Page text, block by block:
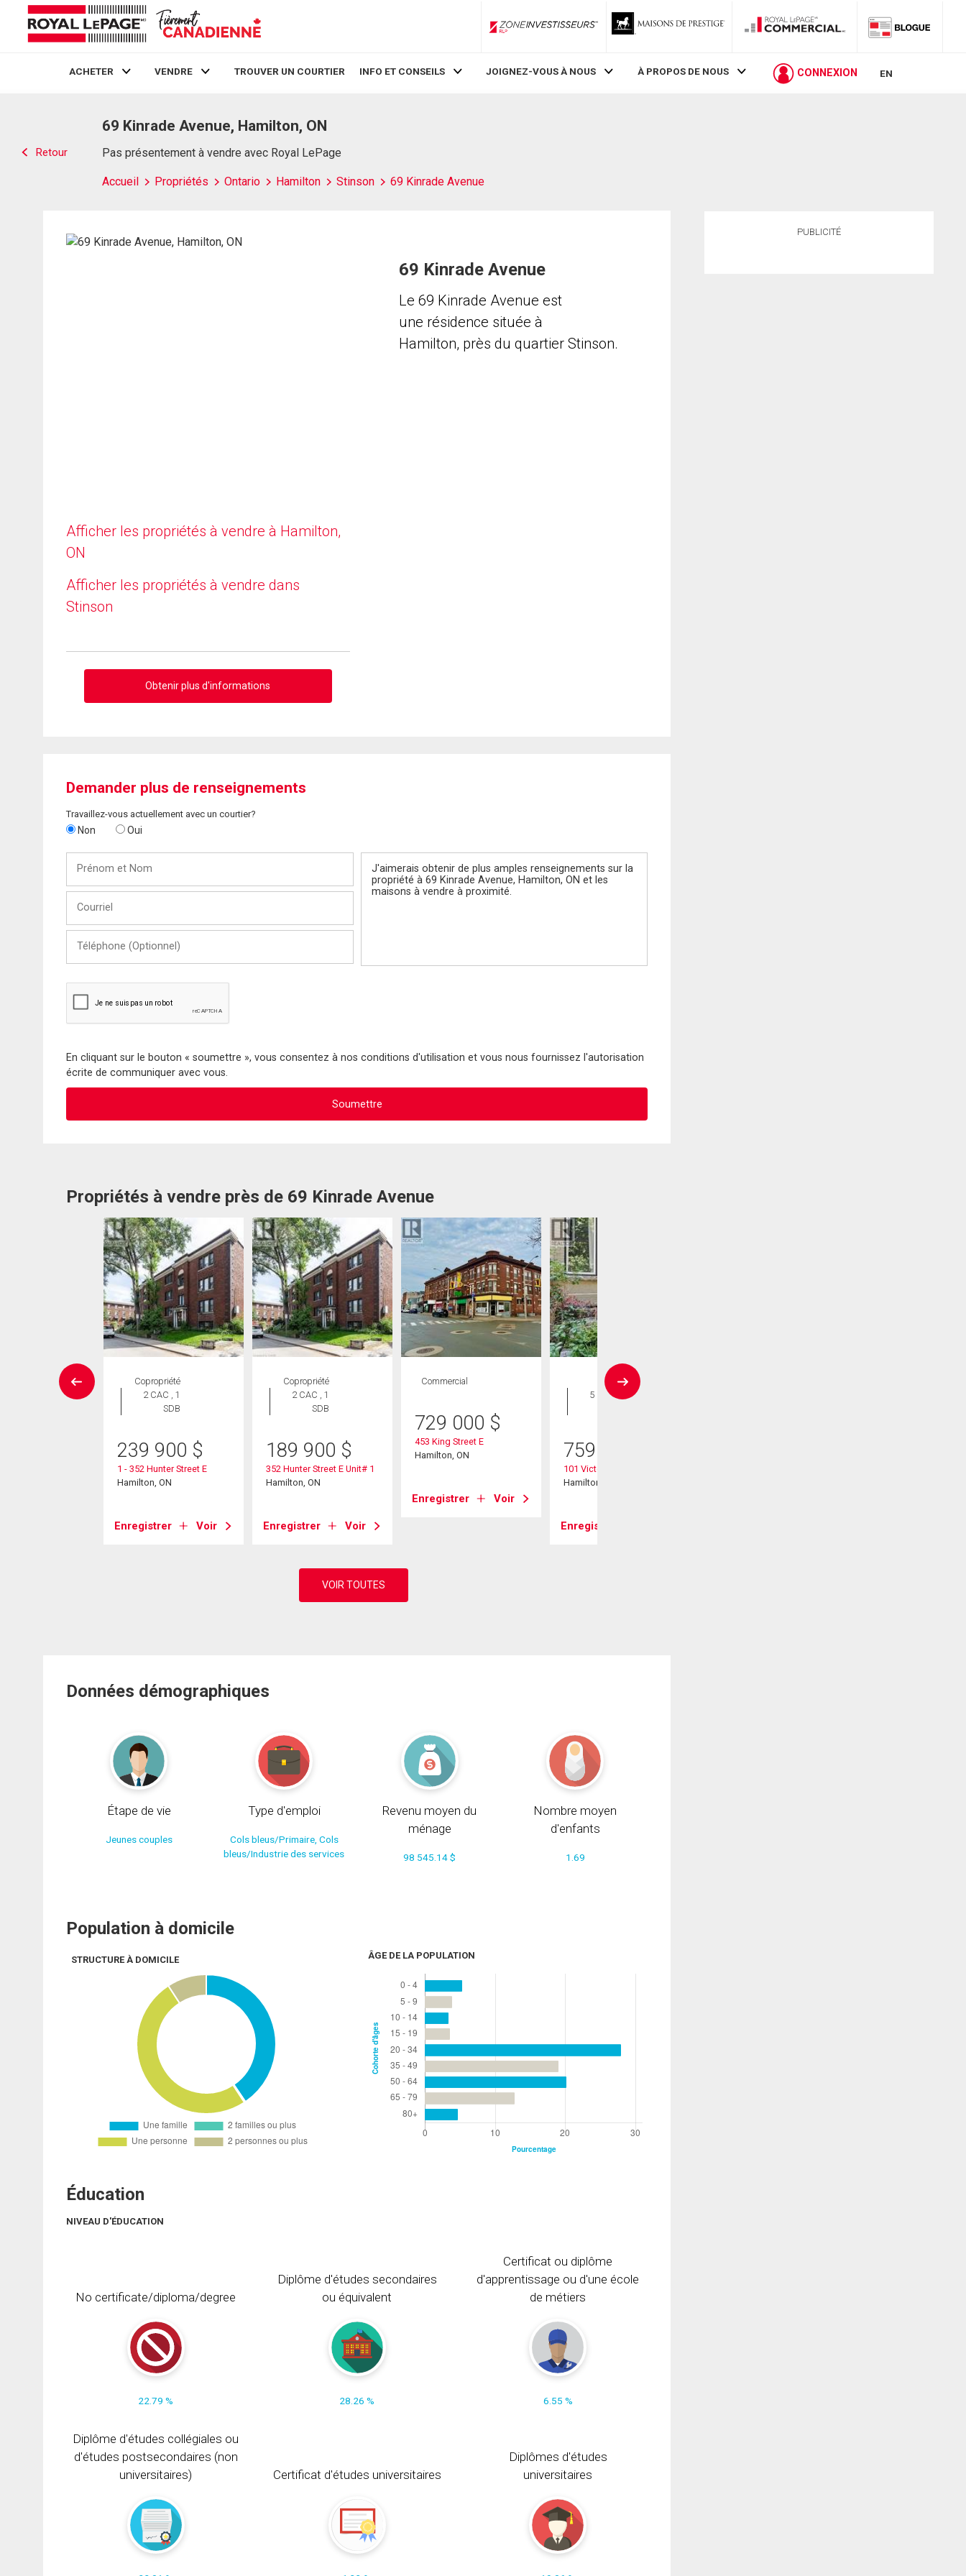
ZoneInvestisseurs RLP
ACHETER VENDRE TROUVER UN COURTIER INFO ET CONSEILS JOIGNEZ-VOUS À NOUS À PROPOS DE NOUS CONNEXION EN
Retour
69 Kinrade Avenue, Hamilton, ON
Pas présentement à vendre avec Royal LePage
Accueil Propriétés Ontario Hamilton Stinson 69 Kinrade Avenue
Afficher les propriétés à vendre à Hamilton,
ON
Afficher les propriétés à vendre dans
Stinson
Obtenir plus d'informations
69 Kinrade Avenue
Le 69 Kinrade Avenue est
une résidence située à
Hamilton, près du quartier Stinson.
Demander plus de renseignements
Travaillez-vous actuellement avec un courtier?
Non Oui
Nom
(Optionnel)
En cliquant sur le bouton « soumettre », vous consentez à nos conditions d'utilisation et vous nous fournissez l'autorisation
écrite de communiquer avec vous.
Propriétés à vendre près de 69 Kinrade Avenue
Copropriété
2 CAC , 1
SDB
239 900 $
1 - 352 Hunter Street E
Hamilton, ON
Enregistrer Voir
Copropriété
2 CAC , 1
SDB
189 900 $
352 Hunter Street E Unit# 1
Hamilton, ON
Enregistrer Voir
Commercial
729 000 $
453 King Street E
Hamilton, ON
Enregistrer Voir
Maison
5 CAC , 2
759 900
101 Victoria Avenue S
Hamilton, ON
Enregistrer
Données démographiques
Étape de vie
Jeunes couples
Type d'emploi
Cols bleus/Primaire, Cols
bleus/Industrie des services
Revenu moyen du
ménage
98 545.14 $
Nombre moyen
d'enfants
1.69
Population à domicile
STRUCTURE À DOMICILE ÂGE DE LA POPULATION
Éducation
NIVEAU D'ÉDUCATION
No certificate/diploma/degree
22.79 %
Diplôme d'études secondaires
ou équivalent
28.26 %
Certificat ou diplôme
d'apprentissage ou d'une école
de métiers
6.55 %
Diplôme d'études collégiales ou
d'études postsecondaires (non
universitaires)
Certificat d'études universitaires
Diplômes d'études
universitaires
PUBLICITÉ